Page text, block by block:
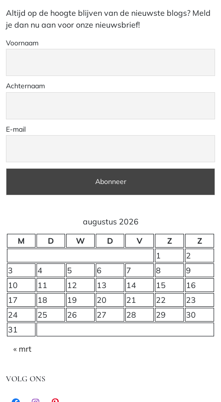
Altijd op de hoogte blijven van de nieuwste blogs? Meld
je dan nu aan voor onze nieuwsbrief!
Voornaam
Achternaam
E-mail
augustus 2026
M
D W D V Z
Z
1
2
3
4 5 6 7 8
9
10
11 12 13 14 15
16
17
18 19 20 21 22
23
24
25 26 27 28 29
30
31
« mrt
VOLG ONS